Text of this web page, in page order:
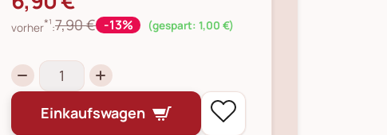
vorher*¹:7,90 € -13% (gespart: 1,00 €)
Einkaufswagen